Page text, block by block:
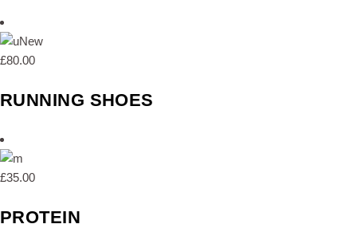
New
£80.00
RUNNING SHOES
£35.00
PROTEIN